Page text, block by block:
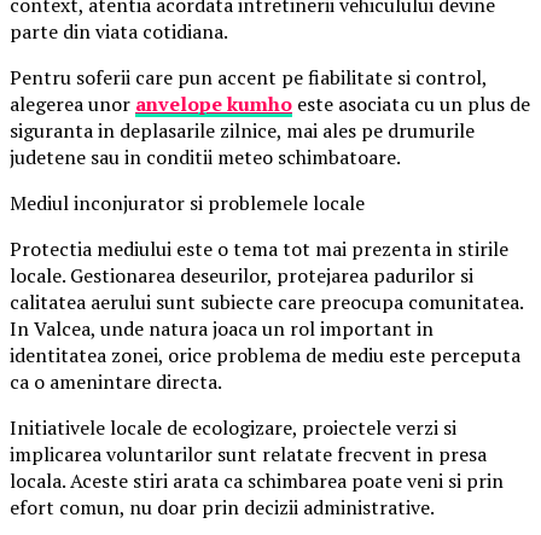
parte din viata cotidiana.
Pentru soferii care pun accent pe fiabilitate si control,
alegerea unor anvelope kumho este asociata cu un plus de
siguranta in deplasarile zilnice, mai ales pe drumurile
judetene sau in conditii meteo schimbatoare.
Mediul inconjurator si problemele locale
Protectia mediului este o tema tot mai prezenta in stirile
locale. Gestionarea deseurilor, protejarea padurilor si
calitatea aerului sunt subiecte care preocupa comunitatea.
In Valcea, unde natura joaca un rol important in
identitatea zonei, orice problema de mediu este perceputa
ca o amenintare directa.
Initiativele locale de ecologizare, proiectele verzi si
implicarea voluntarilor sunt relatate frecvent in presa
locala. Aceste stiri arata ca schimbarea poate veni si prin
efort comun, nu doar prin decizii administrative.